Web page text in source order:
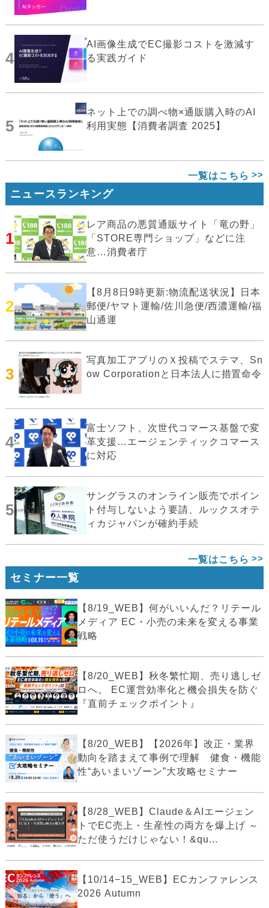
4
AI画像生成でEC撮影コストを激減す
る実践ガイド
5
ネット上での調べ物×通販購入時のAI
利用実態【消費者調査 2025】
一覧はこちら
ニュースランキング
1
レア商品の悪質通販サイト「竜の野」
「STORE専門ショップ」などに注
意…消費者庁
2
【8月8日9時更新:物流配送状況】日本
郵便/ヤマト運輸/佐川急便/西濃運輸/福
山通運
3
写真加工アプリのＸ投稿でステマ、Sn
ow Corporationと日本法人に措置命令
4
富士ソフト、次世代コマース基盤で変
革支援…エージェンティックコマース
に対応
5
サングラスのオンライン販売でポイン
ト付与しないよう要請、ルックスオテ
ィカジャパンが確約手続
一覧はこちら
セミナー一覧
【8/19_WEB】何がいいんだ？リテール
メディア EC・小売の未来を変える事業
戦略
【8/20_WEB】秋冬繁忙期、売り逃しゼ
ロへ。 EC運営効率化と機会損失を防ぐ
『直前チェックポイント』
【8/20_WEB】【2026年】改正・業界
動向を踏まえて事例で理解 健食・機能
性“あいまいゾーン”大攻略セミナー
【8/28_WEB】Claude＆AIエージェン
トでEC売上・生産性の両方を爆上げ ～
ただ使うだけじゃない！&qu...
【10/14−15_WEB】ECカンファレンス
2026 Autumn